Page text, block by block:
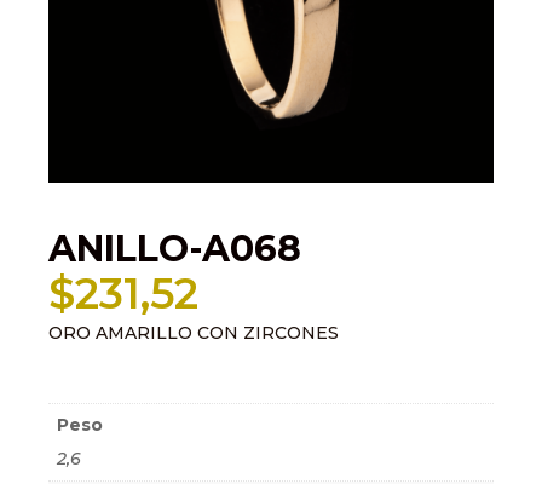
ANILLO-A068
$231,52
ORO AMARILLO CON ZIRCONES
Peso
2,6